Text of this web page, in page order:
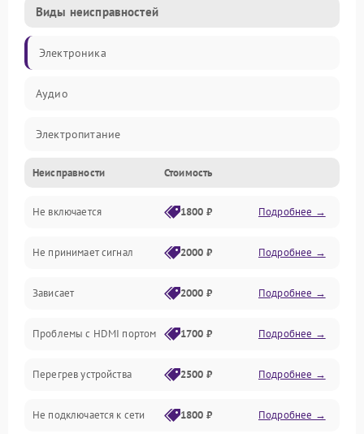
Виды неисправностей
Электроника
Аудио
Электропитание
Интерфейсы
Программное обеспечение
ПО
Оптика
Механические повреждения
Управление
Неисправности Стоимость
Не включается 1800 ₽ Подробнее →
Не принимает сигнал 2000 ₽ Подробнее →
Зависает 2000 ₽ Подробнее →
Проблемы с HDMI портом 1700 ₽ Подробнее →
Перегрев устройства 2500 ₽ Подробнее →
Не подключается к сети 1800 ₽ Подробнее →